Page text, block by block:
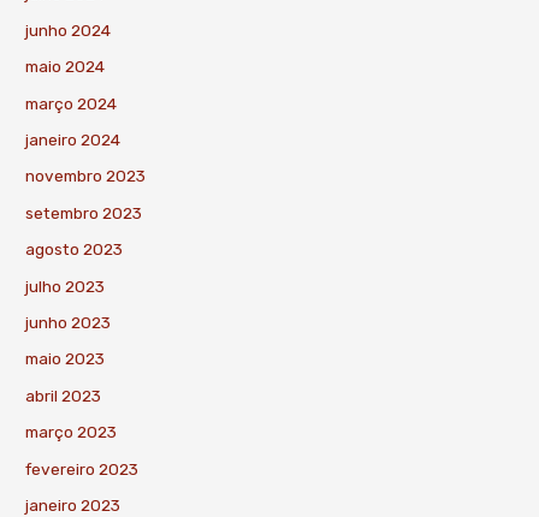
junho 2024
maio 2024
março 2024
janeiro 2024
novembro 2023
setembro 2023
agosto 2023
julho 2023
junho 2023
maio 2023
abril 2023
março 2023
fevereiro 2023
janeiro 2023